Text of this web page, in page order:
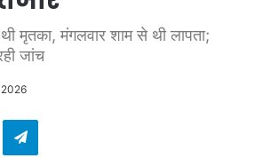
मृतका, मंगलवार शाम से थी लापता;
जांच
Telegram